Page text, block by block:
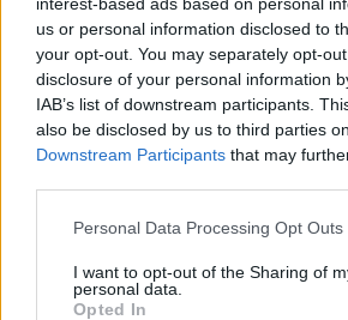
us or personal information disclosed to
your opt-out. You may separately opt-
disclosure of your personal information
IAB’s list of downstream participants.
also be disclosed by us to third parties
Downstream Participants that may
Personal Data Processing Opt Outs
I want to opt-out of the Sharing of
personal data.
Opted In